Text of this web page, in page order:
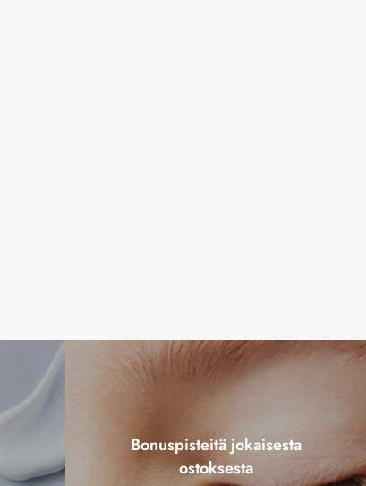
Bonuspisteitä jokaisesta
ostoksesta